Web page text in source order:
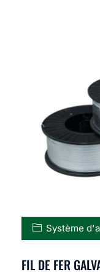
Système
FIL DE FER